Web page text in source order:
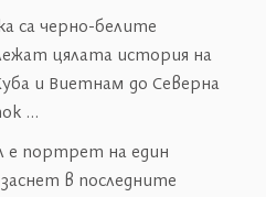
са черно-белите
цялата история на
и Виетнам до Северна
...
е портрет на един
в последните